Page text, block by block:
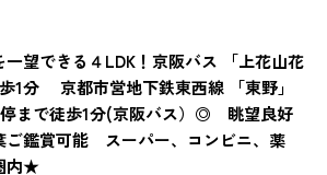
望できる４LDK！京阪バス 「上花山花
1分 京都市営地下鉄東西線 「東野」
まで徒歩1分(京阪バス）◎ 眺望良好
ご鑑賞可能 スーパー、コンビニ、薬
内★